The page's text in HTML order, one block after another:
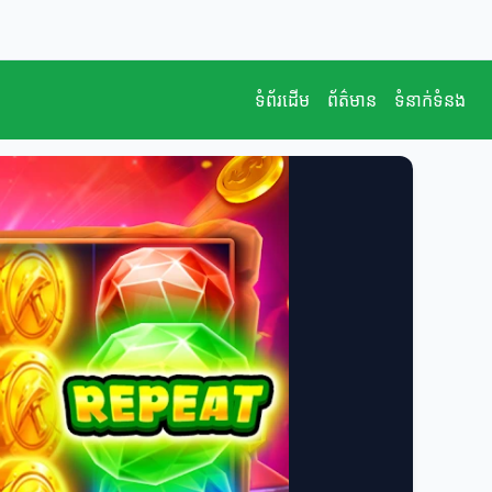
ទំព័រដើម ព័ត៌មាន ទំនាក់ទំនង